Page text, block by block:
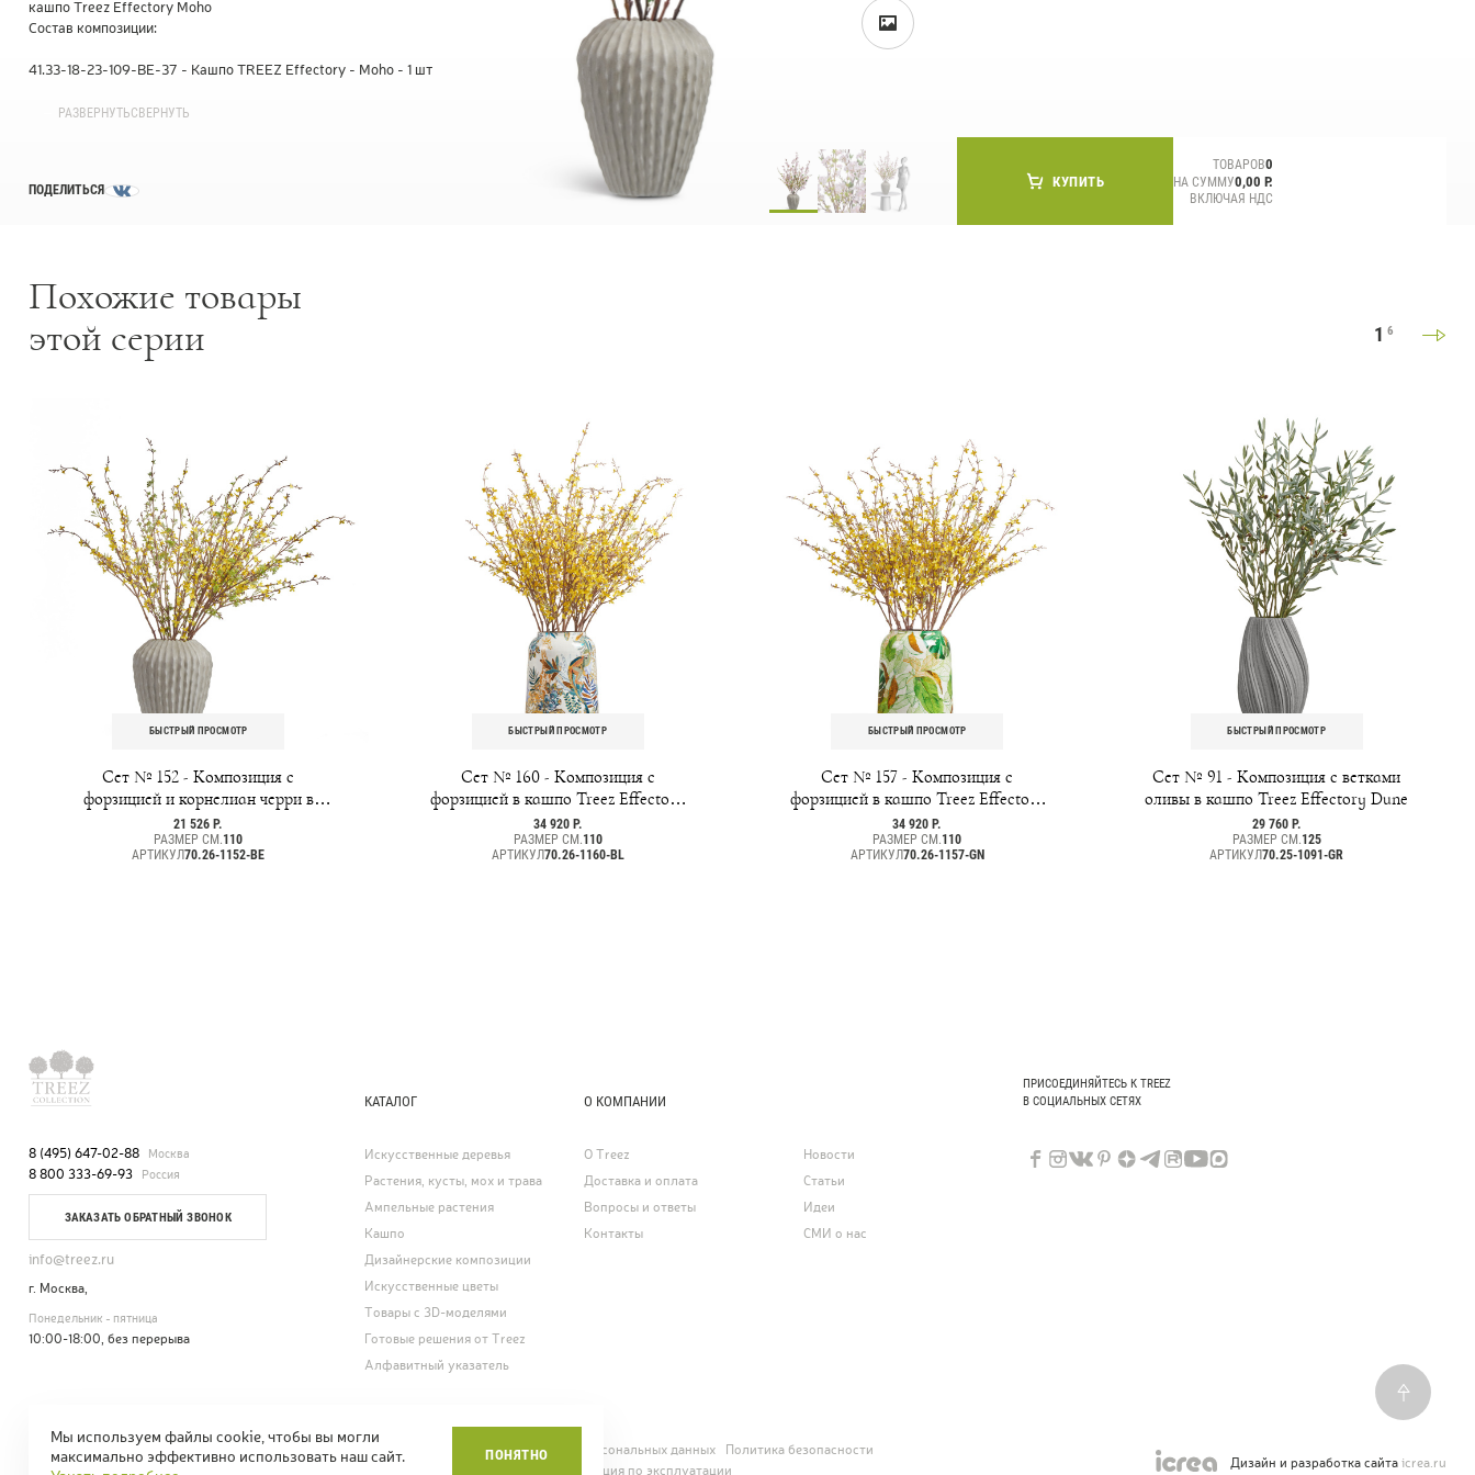
Товары с 3D-моделями
Готовые решения от Treez 146
Алфавитный указатель
кашпо Treez Effectory Moho
Состав композиции:
41.33-18-23-109-BE-37 - Кашпо TREEZ Effectory - Moho - 1 шт
30.05170255LG-S - Ветка Корнелиан Черри нежно-зелёная - 4
РАЗВЕРНУТЬСВЕРНУТЬ
ПОДЕЛИТЬСЯ
КУПИТЬ
ТОВАРОВ0
НА СУММУ0,00 Р.
ВКЛЮЧАЯ НДС
Похожие товары
этой серии
БЫСТРЫЙ ПРОСМОТР
Сет № 152 - Композиция с
форзицией и корнелиан черри в
кашпо Treez Effectory Moho
21 526 Р.
РАЗМЕР СМ.110
АРТИКУЛ70.26-1152-BE
БЫСТРЫЙ ПРОСМОТР
Сет № 160 - Композиция с
форзицией в кашпо Treez Effectory
Savage Garden
34 920 Р.
РАЗМЕР СМ.110
АРТИКУЛ70.26-1160-BL
БЫСТРЫЙ ПРОСМОТР
Сет № 157 - Композиция с
форзицией в кашпо Treez Effectory
Savage Garden
34 920 Р.
РАЗМЕР СМ.110
АРТИКУЛ70.26-1157-GN
БЫСТРЫЙ ПРОСМОТР
Сет № 91 - Композиция с ветками
оливы в кашпо Treez Effectory Dune
29 760 Р.
РАЗМЕР СМ.125
АРТИКУЛ70.25-1091-GR
1 6
8 (495) 647-02-88 Москва
8 800 333-69-93 Россия
ЗАКАЗАТЬ ОБРАТНЫЙ ЗВОНОК
info@treez.ru
г. Москва,
Понедельник - пятница
10:00-18:00, без перерыва
КАТАЛОГ
Искусственные деревья
Растения, кусты, мох и трава
Ампельные растения
Кашпо
Дизайнерские композиции
Искусственные цветы
Товары с 3D-моделями
Готовые решения от Treez
Алфавитный указатель
О КОМПАНИИ
О Treez
Доставка и оплата
Вопросы и ответы
Контакты
Новости
Статьи
Идеи
СМИ о нас
ПРИСОЕДИНЯЙТЕСЬ К TREEZ
В СОЦИАЛЬНЫХ СЕТЯХ
© Treez Collection.
Искусственные цветы и деревья. 2005—2026
Карта сайта Положение о защите персональных данных
Политика безопасности
Инструкция по эксплуатации Дизайн и разработка сайтаicrea.ru
Мы используем файлы cookie, чтобы вы могли
максимально эффективно использовать наш сайт.
ПОНЯТНО